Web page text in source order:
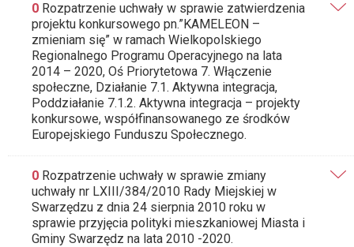
0 Rozpatrzenie uchwały w sprawie zatwierdzenia
projektu konkursowego pn.”KAMELEON –
zmieniam się” w ramach Wielkopolskiego
Regionalnego Programu Operacyjnego na lata
2014 – 2020, Oś Priorytetowa 7. Włączenie
społeczne, Działanie 7.1. Aktywna integracja,
Poddziałanie 7.1.2. Aktywna integracja – projekty
konkursowe, współfinansowanego ze środków
Europejskiego Funduszu Społecznego.
0 Rozpatrzenie uchwały w sprawie zmiany
uchwały nr LXIII/384/2010 Rady Miejskiej w
Swarzędzu z dnia 24 sierpnia 2010 roku w
sprawie przyjęcia polityki mieszkaniowej Miasta i
Gminy Swarzędz na lata 2010 -2020.